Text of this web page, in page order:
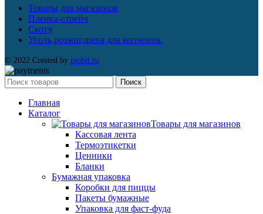
Товары для магазинов
Пленка-стрейч
Скотч
Уголь,розжиг,щепа для копчения.
© 2022 Created by mobit.ru
Поиск
Главная
Каталог
Товары для магазинов
Кассовая лента
Термоэтикетки
Ценники
Бланки
Бумажная упаковка
Коробки для пиццы
Пакеты бумажные
Упаковка для фаст-фуда